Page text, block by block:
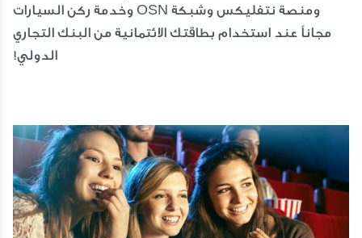
ومنصة نتفليكس وشبكة OSN وخدمة ركن السيارات
مجاناً عند استخدام بطاقتك الائتمانية من البنك التجاري
الدولي!